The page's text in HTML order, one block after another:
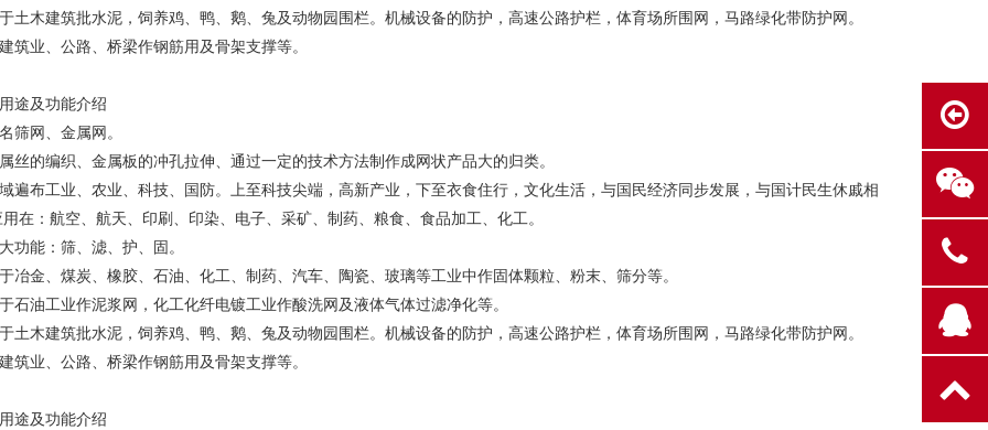
土木建筑批水泥，饲养鸡、鸭、鹅、兔及动物园围栏。机械设备的防护，高速公路护栏，体育场所围网，马路绿化带防护网。
筑业、公路、桥梁作钢筋用及骨架支撑等。
途及功能介绍
筛网、金属网。
丝的编织、金属板的冲孔拉伸、通过一定的技术方法制作成网状产品大的归类。
遍布工业、农业、科技、国防。上至科技尖端，高新产业，下至衣食住行，文化生活，与国民经济同步发展，与国计民生休戚相
在：航空、航天、印刷、印染、电子、采矿、制药、粮食、食品加工、化工。
功能：筛、滤、护、固。
冶金、煤炭、橡胶、石油、化工、制药、汽车、陶瓷、玻璃等工业中作固体颗粒、粉末、筛分等。
石油工业作泥浆网，化工化纤电镀工业作酸洗网及液体气体过滤净化等。
土木建筑批水泥，饲养鸡、鸭、鹅、兔及动物园围栏。机械设备的防护，高速公路护栏，体育场所围网，马路绿化带防护网。
筑业、公路、桥梁作钢筋用及骨架支撑等。
途及功能介绍